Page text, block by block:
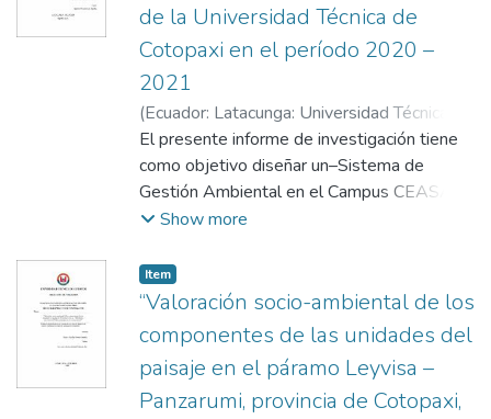
de la Universidad Técnica de
Cotopaxi en el período 2020 –
2021
(Ecuador: Latacunga: Universidad Técnica de
Cotopaxi (UTC),2021-08)Moyano
Toaquiza, Andrea Carolina;Peralvo Casillas,
Norma Gabriela;Ágreda Oña, José Luis
El presente informe de investigación tiene
como objetivo diseñar un–Sistema de
Gestión Ambiental en el Campus CEASA, el
logro de equilibrio entre el medio ambiente,
para compensar las necesidades del
presente sin arriesgar la capacidad de las
generaciones futuras, estos tres pilares son
fundamental para cumplir el objetivo de la
sostenibilidad. Por otro lado, se estableció
la metodología de campo con la finalidad de
Show more
Item
“Valoración socio-ambiental de los
componentes de las unidades del
paisaje en el páramo Leyvisa –
Panzarumi, provincia de Cotopaxi,